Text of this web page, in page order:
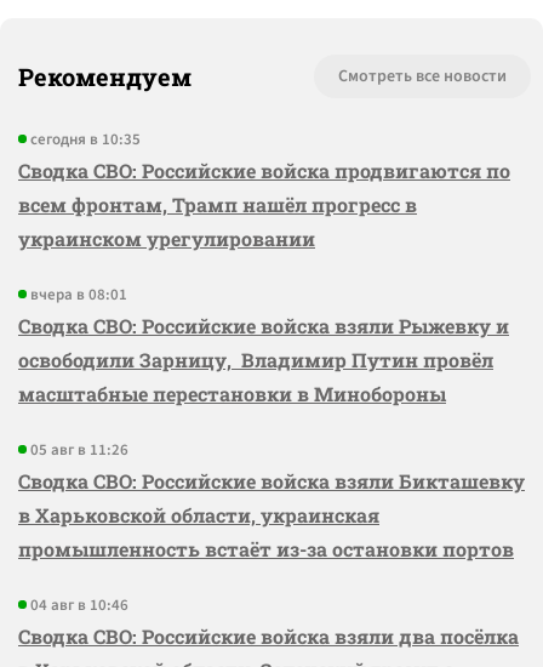
Рекомендуем Смотреть все новости
сегодня в 10:35
Сводка СВО: Российские войска продвигаются по
всем фронтам, Трамп нашёл прогресс в
украинском урегулировании
вчера в 08:01
Сводка СВО: Российские войска взяли Рыжевку и
освободили Зарницу, Владимир Путин провёл
масштабные перестановки в Минобороны
05 авг в 11:26
Сводка СВО: Российские войска взяли Бикташевку
в Харьковской области, украинская
промышленность встаёт из-за остановки портов
04 авг в 10:46
Сводка СВО: Российские войска взяли два посёлка